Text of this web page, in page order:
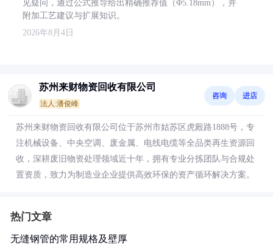
见疑问，通过公式推导给出精确推荐值（Φ5.18mm），并
附加工艺建议与扩展知识。
2026年8月4日
苏州来财物资回收有限公司
法人:潘俊峰
咨询 进店
苏州来财物资回收有限公司位于苏州市姑苏区虎殿路1888号，专
注机械设备、中央空调、废金属、电线电缆等全品类再生资源回
收，深耕废旧物资处理领域近十年，拥有专业分拣团队与合规处
置资质，致力为制造业企业提供高效环保的资产循环解决方案。
热门文章
无缝钢管的常用规格及壁厚